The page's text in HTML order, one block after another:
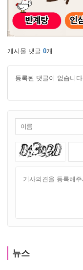
게시물 댓글 0개
등록된 댓글이 없습니다.
뉴스